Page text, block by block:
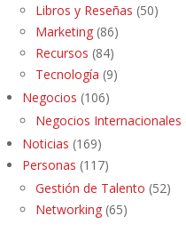
Libros y Reseñas (50)
Marketing (86)
Recursos (84)
Tecnología (9)
Negocios (106)
Negocios Internacionales
Noticias (169)
Personas (117)
Gestión de Talento (52)
Networking (65)